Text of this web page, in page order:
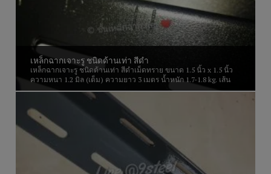
เหล็กฉากเจาะรู ชนิดด้านเท่า สีดำ
เหล็กฉากเจาะรู ชนิดด้านเท่า สีดำเม็ดทราย ขนาด 1.5 นิ้ว x 1.5 นิ้ว
ความหนา 1.2 มิล (เต็ม) ความยาว 3 เมตร น้ำหนัก 1.7-1.8 kg. เส้น